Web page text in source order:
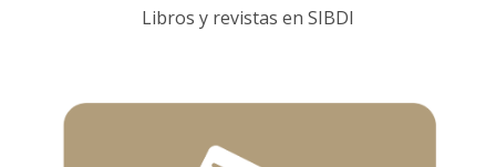
Libros y revistas en SIBDI